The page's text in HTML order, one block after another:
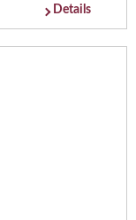
Details